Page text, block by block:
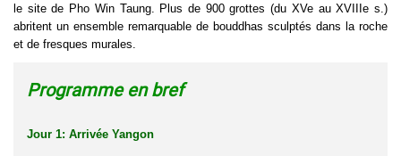
le site de Pho Win Taung. Plus de 900 grottes (du XVe au XVIIIe s.)
abritent un ensemble remarquable de bouddhas sculptés dans la roche
et de fresques murales.
Programme en bref
Jour 1: Arrivée Yangon